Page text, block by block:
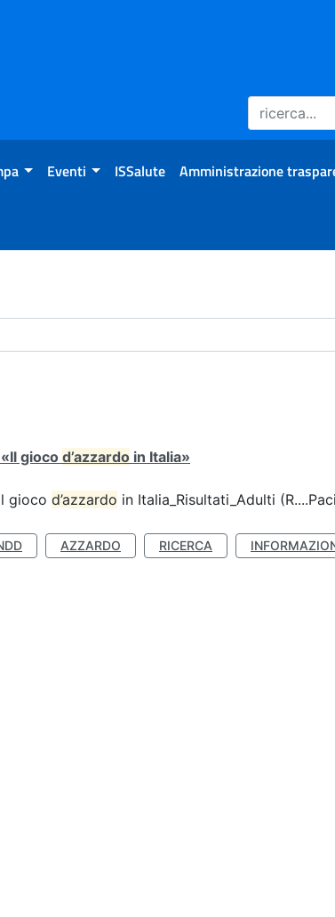
Eventi ISSalute Amministrazione
giocod’azzardo in Italia»
gioco d’azzardo in Italia_Risultati_Adulti
AZZARDO RICERCA